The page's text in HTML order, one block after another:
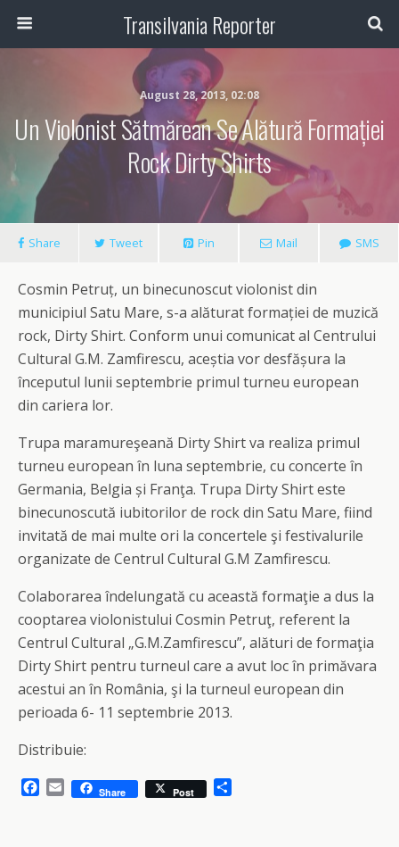
Transilvania Reporter
August 28, 2013, 02:08
Un Violonist Sătmărean Se Alătură Formației
Rock Dirty Shirts
Share Tweet Pin Mail SMS
Cosmin Petruț, un binecunoscut violonist din
municipiul Satu Mare, s-a alăturat formației de muzică
rock, Dirty Shirt. Conform unui comunicat al Centrului
Cultural G.M. Zamfirescu, aceștia vor desfășura la
începutul lunii septembrie primul turneu european
din cariera lor.
Trupa maramureşeană Dirty Shirt va realiza primul
turneu european în luna septembrie, cu concerte în
Germania, Belgia și Franţa. Trupa Dirty Shirt este
binecunoscută iubitorilor de rock din Satu Mare, fiind
invitată de mai multe ori la concertele şi festivalurile
organizate de Centrul Cultural G.M Zamfirescu.
Colaborarea îndelungată cu această formaţie a dus la
cooptarea violonistului Cosmin Petruţ, referent la
Centrul Cultural „G.M.Zamfirescu”, alături de formaţia
Dirty Shirt pentru turneul care a avut loc în primăvara
acestui an în România, şi la turneul european din
perioada 6- 11 septembrie 2013.
Distribuie:
E
Share Post